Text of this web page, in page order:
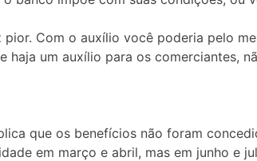
Com o auxílio você poderia pelo
um auxílio para os comerciantes,
que os benefícios não foram
em março e abril, mas em junho e